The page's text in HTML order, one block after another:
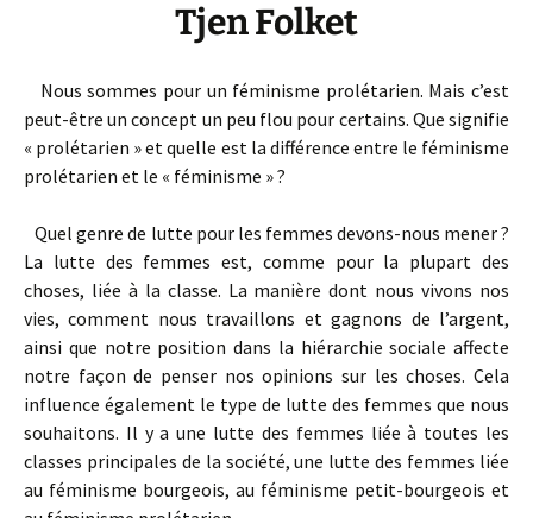
Tjen Folket
Nous sommes pour un féminisme prolétarien. Mais c’est
peut-être un concept un peu flou pour certains. Que signifie
« prolétarien » et quelle est la différence entre le féminisme
prolétarien et le « féminisme » ?
Quel genre de lutte pour les femmes devons-nous mener ?
La lutte des femmes est, comme pour la plupart des
choses, liée à la classe. La manière dont nous vivons nos
vies, comment nous travaillons et gagnons de l’argent,
ainsi que notre position dans la hiérarchie sociale affecte
notre façon de penser nos opinions sur les choses. Cela
influence également le type de lutte des femmes que nous
souhaitons. Il y a une lutte des femmes liée à toutes les
classes principales de la société, une lutte des femmes liée
au féminisme bourgeois, au féminisme petit-bourgeois et